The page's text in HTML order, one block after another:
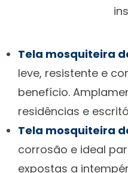
Tela mosquiteira
leve, resistente e
benefício.
residências e
Tela mosquiteira
corrosão e ideal
expostas a